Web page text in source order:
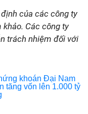
của các công ty
Các công ty
trách nhiệm đối với